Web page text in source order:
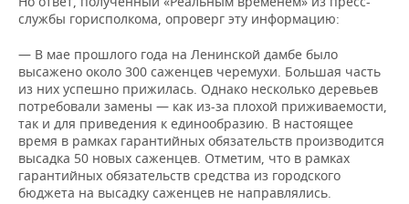
службы горисполкома, опроверг эту информацию:
— В мае прошлого года на Ленинской дамбе было
высажено около 300 саженцев черемухи. Большая часть
из них успешно прижилась. Однако несколько деревьев
потребовали замены — как из-за плохой приживаемости,
так и для приведения к единообразию. В настоящее
время в рамках гарантийных обязательств производится
высадка 50 новых саженцев. Отметим, что в рамках
гарантийных обязательств средства из городского
бюджета на высадку саженцев не направлялись.